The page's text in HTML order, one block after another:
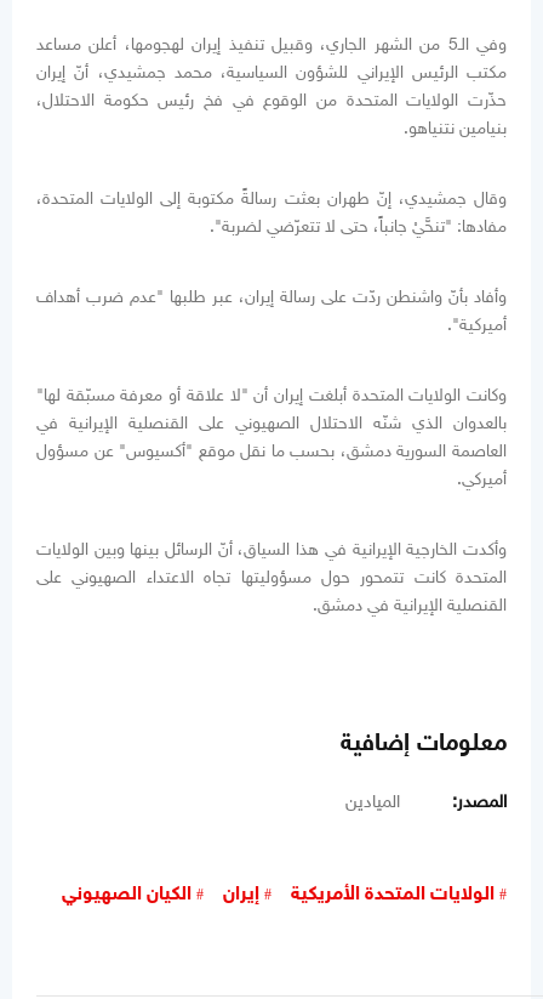
وفي الـ5 من الشهر الجاري، وقبيل تنفيذ إيران لهجومها، أعلن مساعد
مكتب الرئيس الإيراني للشؤون السياسية، محمد جمشيدي، أنّ إيران
حذّرت الولايات المتحدة من الوقوع في فخ رئيس حكومة الاحتلال،
بنيامين نتنياهو.
وقال جمشيدي، إنّ طهران بعثت رسالةً مكتوبة إلى الولايات المتحدة،
مفادها: "تنحَّيْ جانباً، حتى لا تتعرّضي لضربة".
وأفاد بأنّ واشنطن ردّت على رسالة إيران، عبر طلبها "عدم ضرب أهداف
أميركية".
وكانت الولايات المتحدة أبلغت إيران أن "لا علاقة أو معرفة مسبّقة لها"
بالعدوان الذي شنّه الاحتلال الصهيوني على القنصلية الإيرانية في
العاصمة السورية دمشق، بحسب ما نقل موقع "أكسيوس" عن مسؤول
أميركي.
وأكدت الخارجية الإيرانية في هذا السياق، أنّ الرسائل بينها وبين الولايات
المتحدة كانت تتمحور حول مسؤوليتها تجاه الاعتداء الصهيوني على
القنصلية الإيرانية في دمشق.
معلومات إضافية
المصدر: الميادين
الولايات المتحدة الأمريكية إيران الكيان الصهيوني